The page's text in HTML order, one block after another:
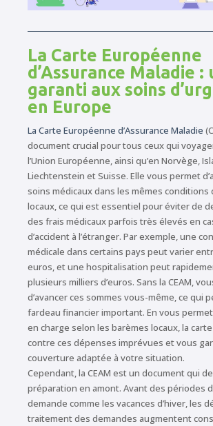
La Carte Européenne
d’Assurance Maladie :
garanti aux soins
en Europe
La Carte Européenne d’Assurance Maladie
document crucial pour tous ceux qui
l’Union Européenne, ainsi qu’en Norvège,
Liechtenstein et Suisse. Elle vous permet
soins médicaux dans les mêmes conditions
locaux, ce qui est essentiel pour éviter de
des frais médicaux parfois très élevés en
d’accident à l’étranger. Par exemple, une
médicale dans certains pays peut varier
euros, et une hospitalisation peut
plusieurs milliers d’euros. Sans la CEAM,
d’avancer ces sommes vous-même, ce qui
fardeau financier important. En vous
en charge selon les barèmes locaux, la
contre ces dépenses imprévues et vous
couverture adaptée à votre situation.
Cependant, la CEAM est un document qui
préparation en amont. Avant des périodes
demande comme les vacances d’hiver, les
traitement des demandes augmentent